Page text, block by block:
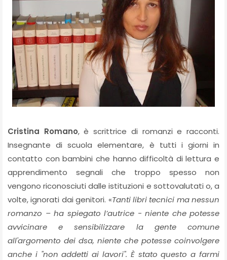
Cristina Romano, è scrittrice di romanzi e racconti.
Insegnante di scuola elementare, è tutti i giorni in
contatto con bambini che hanno difficoltà di lettura e
apprendimento segnali che troppo spesso non
vengono riconosciuti dalle istituzioni e sottovalutati o, a
volte, ignorati dai genitori. «Tanti libri tecnici ma nessun
romanzo – ha spiegato l’autrice - niente che potesse
avvicinare e sensibilizzare la gente comune
all'argomento dei dsa, niente che potesse coinvolgere
anche i "non addetti ai lavori". È stato questo a farmi